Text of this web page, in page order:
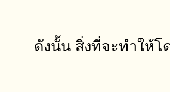
ดังนั้น สิ่งที่จะทำให้โ